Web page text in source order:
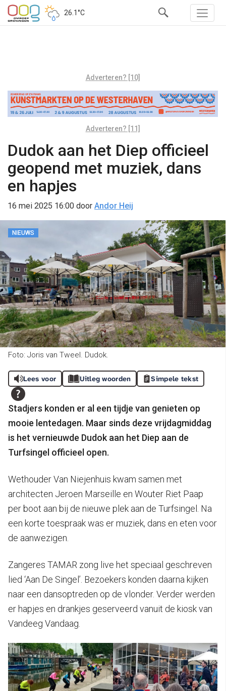
26.1°C
Adverteren? [10]
Adverteren? [11]
Dudok aan het Diep officieel
geopend met muziek, dans
en hapjes
16 mei 2025 16:00 door Andor Heij
NIEUWS
Foto: Joris van Tweel. Dudok.
Lees voor Uitleg woorden Simpele tekst
Stadjers konden er al een tijdje van genieten op
mooie lentedagen. Maar sinds deze vrijdagmiddag
is het vernieuwde Dudok aan het Diep aan de
Turfsingel officieel open.
Wethouder Van Niejenhuis kwam samen met
architecten Jeroen Marseille en Wouter Riet Paap
per boot aan bij de nieuwe plek aan de Turfsingel. Na
een korte toespraak was er muziek, dans en eten voor
de aanwezigen.
Zangeres TAMAR zong live het speciaal geschreven
lied ‘Aan De Singel’. Bezoekers konden daarna kijken
naar een dansoptreden op de vlonder. Verder werden
er hapjes en drankjes geserveerd vanuit de kiosk van
Vandeeg Vandaag.